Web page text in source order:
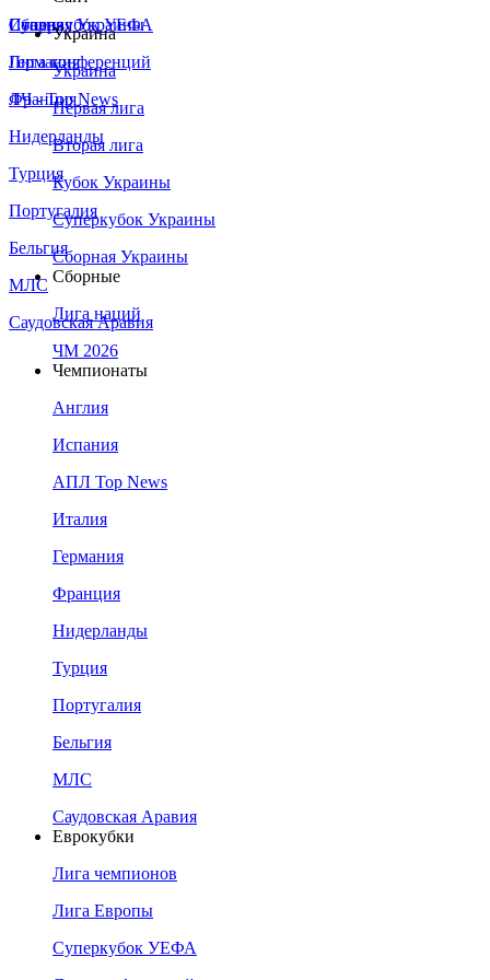
Сборная Украины
Италия
Германия
Франция
Нидерланды
Турция
Португалия
Бельгия
МЛС
Саудовская Аравия
Суперкубок УЕФА
Лига конференций
ЛЧ - Top News
Украина
Украина
Первая лига
Вторая лига
Кубок Украины
Суперкубок Украины
Сборная Украины
Сборные
Лига наций
ЧМ 2026
Чемпионаты
Англия
Испания
АПЛ Top News
Италия
Германия
Франция
Нидерланды
Турция
Португалия
Бельгия
МЛС
Саудовская Аравия
Еврокубки
Лига чемпионов
Лига Европы
Суперкубок УЕФА